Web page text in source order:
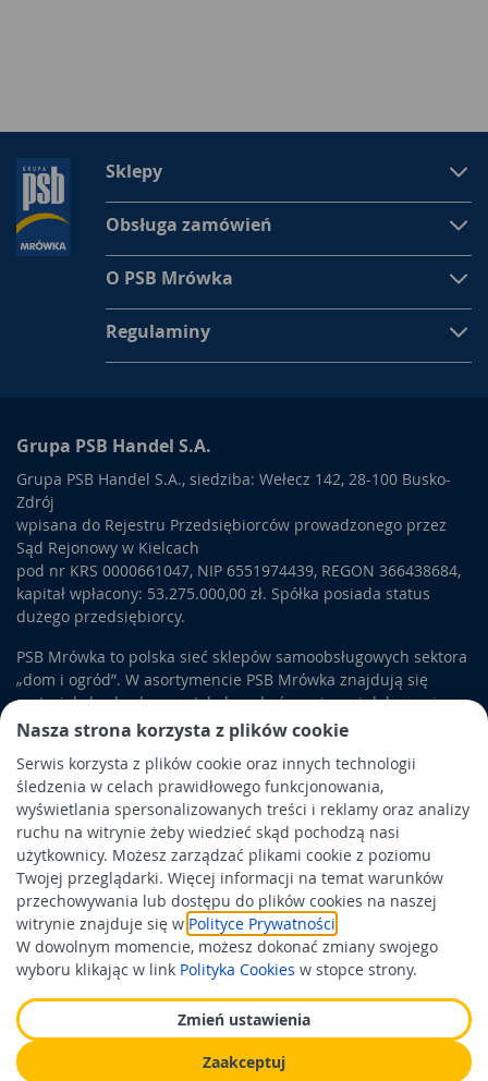
Nasza strona korzysta z plików cookie
Serwis korzysta z plików cookie oraz innych technologii
śledzenia w celach prawidłowego funkcjonowania,
wyświetlania spersonalizowanych treści i reklamy oraz analizy
ruchu na witrynie żeby wiedzieć skąd pochodzą nasi
użytkownicy. Możesz zarządzać plikami cookie z poziomu
Twojej przeglądarki. Więcej informacji na temat warunków
przechowywania lub dostępu do plików cookies na naszej
witrynie znajduje się w Polityce Prywatności
W dowolnym momencie, możesz dokonać zmiany swojego
wyboru klikając w link Polityka Cookies w stopce strony.
Zmień ustawienia
Zaakceptuj
Sklepy
Obsługa zamówień
O PSB Mrówka
Regulaminy
Grupa PSB Handel S.A.
Grupa PSB Handel S.A., siedziba: Wełecz 142, 28-100 Busko-
Zdrój
wpisana do Rejestru Przedsiębiorców prowadzonego przez
Sąd Rejonowy w Kielcach
pod nr KRS 0000661047, NIP 6551974439, REGON 366438684,
kapitał wpłacony: 53.275.000,00 zł. Spółka posiada status
dużego przedsiębiorcy.
PSB Mrówka to polska sieć sklepów samoobsługowych sektora
„dom i ogród”. W asortymencie PSB Mrówka znajdują się
materiały budowlane, artykuły wykończeniowe i dekoracyjne,
wyposażenie łazienek i kuchni, elektronarzędzia, a także
artykuły związane z ogrodem i otoczeniem domu.
Obowiązek informacyjny
Polityka prywatności
Polityka Cookies
Odbiór zużytego sprzętu
Wspierają nas: